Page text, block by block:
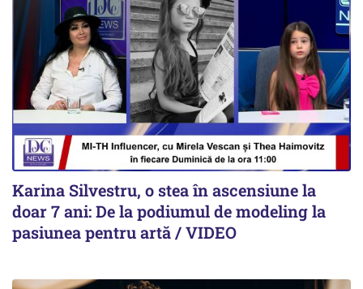
Karina Silvestru, o stea în ascensiune la
doar 7 ani: De la podiumul de modeling la
pasiunea pentru artă / VIDEO